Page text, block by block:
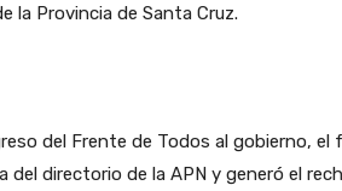
la Provincia de Santa Cruz.
del Frente de Todos al gobierno, el
del directorio de la APN y generó el